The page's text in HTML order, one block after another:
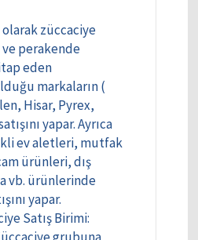
olarak züccaciye
perakende
eden
markaların (
Hisar, Pyrex,
yapar. Ayrıca
ev aletleri, mutfak
ürünleri, dış
vb. ürünlerinde
yapar.
Satış Birimi: